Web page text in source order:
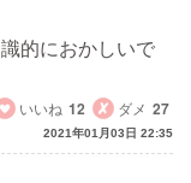
的におかしいで
いいね 12 ダメ 27
2021年01月03日 22:35